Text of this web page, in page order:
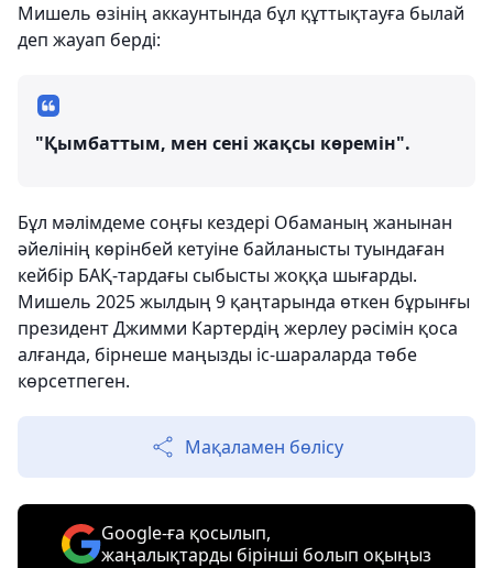
Мишель өзінің аккаунтында бұл құттықтауға былай
деп жауап берді:
"Қымбаттым, мен сені жақсы көремін".
Бұл мәлімдеме соңғы кездері Обаманың жанынан
әйелінің көрінбей кетуіне байланысты туындаған
кейбір БАҚ-тардағы сыбысты жоққа шығарды.
Мишель 2025 жылдың 9 қаңтарында өткен бұрынғы
президент Джимми Картердің жерлеу рәсімін қоса
алғанда, бірнеше маңызды іс-шараларда төбе
көрсетпеген.
Мақаламен бөлісу
Google-ға қосылып,
жаңалықтарды бірінші болып оқыңыз